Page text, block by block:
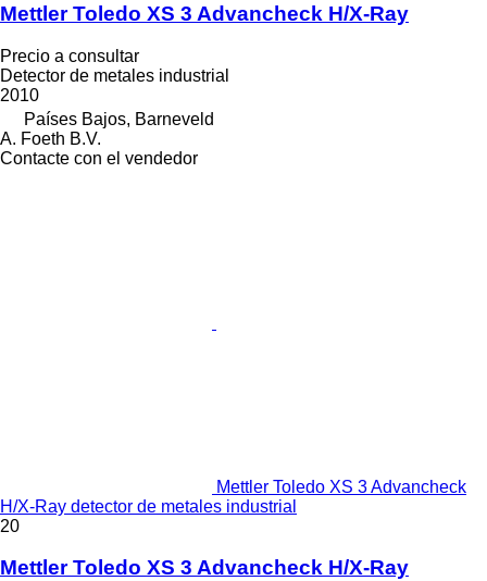
Mettler Toledo XS 3 Advancheck H/X-Ray
Precio a consultar
Detector de metales industrial
2010
Países Bajos, Barneveld
A. Foeth B.V.
Contacte con el vendedor
Mettler Toledo XS 3 Advancheck
H/X-Ray detector de metales industrial
20
Mettler Toledo XS 3 Advancheck H/X-Ray